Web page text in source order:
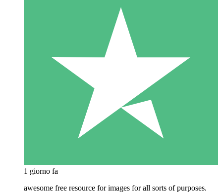
1 giorno fa
awesome free resource for images for all sorts of purposes.